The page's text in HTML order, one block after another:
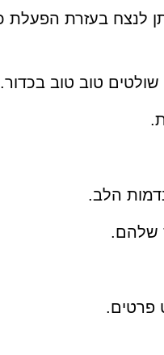
לנצח בעזרת הפעלת
טוב טוב בכדור.
הלב.
שלהם.
פרטים.